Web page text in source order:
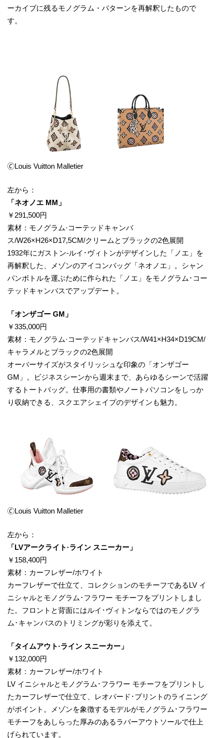
ーカイブに残るモノグラム・パターンを再解釈したもので
す。
🄫Louis Vuitton Malletier
左から：
​「ネオノエ MM」
￥291,500円
素材：モノグラム·コーテッドキャンバ
ス/W26×H26×D17,5CM/クリームとブラックの2色展開
1932年にガストン-ルイ･ヴィトンがデザインした「ノエ」を
再解釈した、メゾンのアイコンバッグ「ネオノエ」。シャン
パンボトルを運ぶために作られた「ノエ」をモノグラム･コー
テッドキャンバスでアップデート。
​「オンザゴー GM」
￥335,000円
素材：モノグラム·コーテッドキャンバス/W41×H34×D19CM/
キャラメルとブラックの2色展開
オーバーサイズがスタイリッシュな印象の「オンザゴー
GM」。ビジネスシーンから週末まで、あらゆるシーンで活躍
するトートバッグ。仕事用の書類やノートパソコンをしっか
り収納できる、スクエアシェイプのデザインも魅力。
🄫Louis Vuitton Malletier
左から：
​「LVアークライト·ライン スニーカー」
￥158,400円
素材：カーフレザー/ホワイト
カーフレザーで仕立て、コレクションのモチーフであるLV イ
ニシャルとモノグラム･フラワー モチーフをプリントしまし
た。フロントと背面にはルイ･ヴィトンならではのモノグラ
ム･キャンバスのトリミングが彩りを添えて。
​「タイムアウト·ライン スニーカー」
￥132,000円
素材：カーフレザー/ホワイト
LV イニシャルとモノグラム･フラワー モチーフをプリントし
たカーフレザーで仕立て、レオパード･プリントのライニング
がポイント。メゾンを象徴するモデルがモノグラム･フラワー
モチーフをあしらった厚みのあるラバーアウトソールで仕上
げられています。